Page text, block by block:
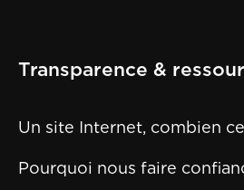
Transparence &
Un site Internet, combien
Pourquoi nous faire